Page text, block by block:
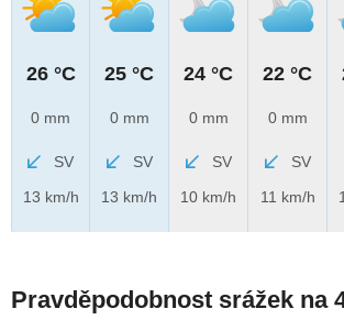
26 °C
0 mm
SV
13 km/h
25 °C
0 mm
SV
13 km/h
24 °C
0 mm
SV
10 km/h
22 °C
0 mm
SV
11 km/h
Pravděpodobnost srážek na